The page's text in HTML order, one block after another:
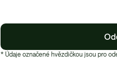
* Údaje označené hvězdičkou jsou pro